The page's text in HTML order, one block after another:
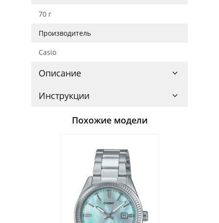
70 г
Производитель
Casio
Описание
Инструкции
Похожие модели